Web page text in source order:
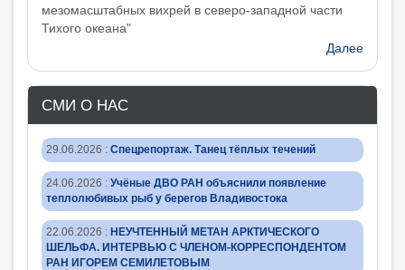
мезомасштабных вихрей в северо-западной части
Тихого океана"
Далее
СМИ О НАС
29.06.2026 : Спецрепортаж. Танец тёплых течений
24.06.2026 : Учёные ДВО РАН объяснили появление
теплолюбивых рыб у берегов Владивостока
22.06.2026 : НЕУЧТЕННЫЙ МЕТАН АРКТИЧЕСКОГО
ШЕЛЬФА. ИНТЕРВЬЮ С ЧЛЕНОМ-КОРРЕСПОНДЕНТОМ
РАН ИГОРЕМ СЕМИЛЕТОВЫМ